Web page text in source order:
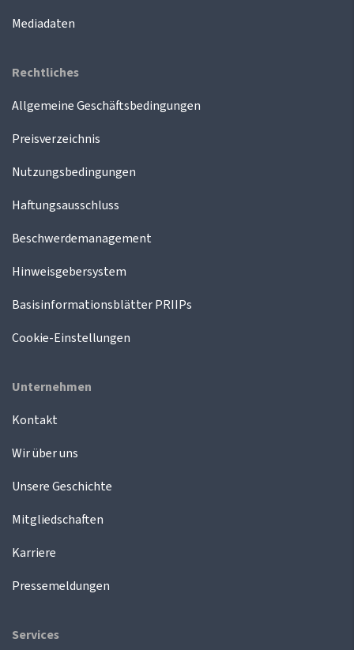
Mediadaten
Rechtliches
Allgemeine Geschäftsbedingungen
Preisverzeichnis
Nutzungsbedingungen
Haftungsausschluss
Beschwerdemanagement
Hinweisgebersystem
Basisinformationsblätter PRIIPs
Cookie-Einstellungen
Unternehmen
Kontakt
Wir über uns
Unsere Geschichte
Mitgliedschaften
Karriere
Pressemeldungen
Services